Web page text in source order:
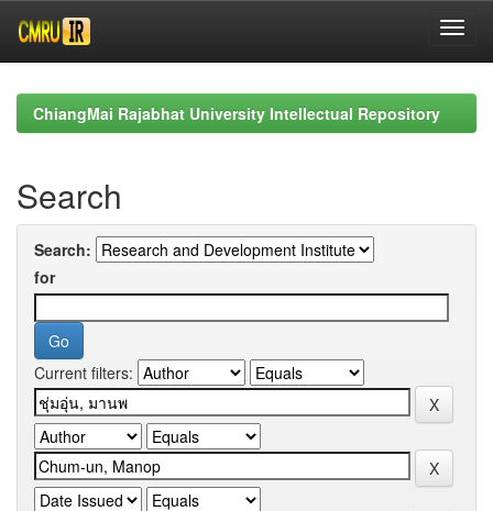
navigationChiangMai Rajabhat University Intellectual Repository
Search
Search:
for
Current filters: